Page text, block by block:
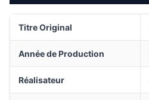
Titre Original
Année de Production
Réalisateur